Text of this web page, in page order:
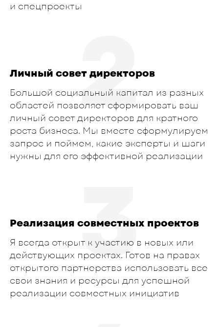
и спецпроекты
Личный совет директоров
Большой социальный капитал из разных
областей позволяет сформировать ваш
личный совет директоров для кратного
роста бизнеса. Мы вместе сформулируем
запрос и поймем, какие эксперты и шаги
нужны для его эффективной реализации
2
Реализация совместных проектов
Я всегда открыт к участию в новых или
действующих проектах. Готов на правах
открытого партнерства использовать все
свои знания и ресурсы для успешной
реализации совместных инициатив
3